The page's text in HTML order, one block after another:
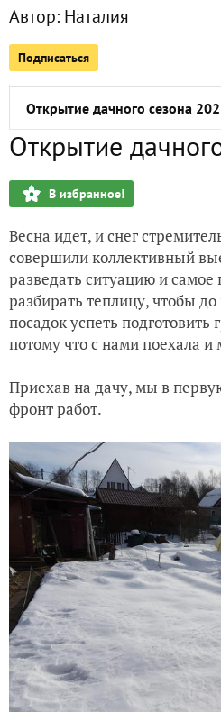
Автор: Наталия
Подписаться
О томатах, старых и новых
Дела рассадные, или Итоги
Открытие дачного сезона
Итоги январской посевной.
Земляника из семян.
Тридцать "львят" на меня
Зима на даче, или Рухнувшие
Новые приобретения и
Открытие
В избранное!
Весна идет, и снег
совершили коллективный
разведать ситуацию и самое
разбирать теплицу, чтобы
посадок успеть
потому что с нами поехала и
Приехав на дачу, мы в
фронт работ.